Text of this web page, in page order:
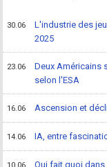
30.06
L'industrie des
2025
23.06
Deux Américains
selon l'ESA
16.06 Ascension et
14.06 IA, entre
Qui fait quoi